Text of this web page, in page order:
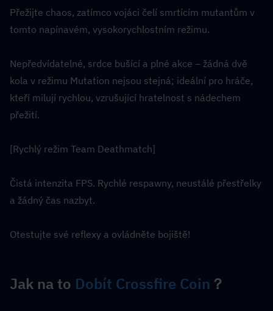
Přežijte chaos, zatímco vojáci čelí smrtícím mutantům v
tomto napínavém, vysokorychlostním režimu.
Nepředvídatelné, srdce bušící a plné akce – žádná dvě
kola v režimu Mutation nejsou stejná; ideální pro hráče,
kteří milují rychlou, vzrušující hratelnost s nádechem
přežití.
[Rychlý režim Team Deathmatch]
Čistá intenzita FPS. Rychlé respawny, neustálé přestřelky
a žádný čas nazbyt.
Otestujte své reflexy a ovládněte bojiště!
Jak na to Dobít Crossfire Coin ？